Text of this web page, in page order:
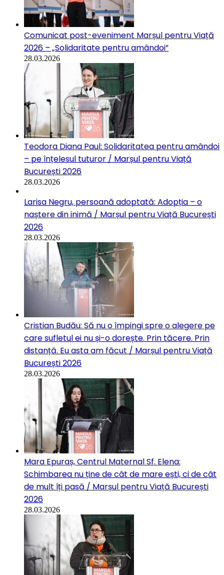
Comunicat post-eveniment Marșul pentru Viață
2026 – „Solidaritate pentru amândoi”
28.03.2026
Teodora Diana Paul: Solidaritatea pentru amândoi
– pe înțelesul tuturor / Marșul pentru Viață
București 2026
28.03.2026
Larisa Negru, persoană adoptată: Adopția – o
naștere din inimă / Marșul pentru Viață București
2026
28.03.2026
Cristian Budău: Să nu o împingi spre o alegere pe
care sufletul ei nu și-o dorește. Prin tăcere. Prin
distanță. Eu asta am făcut / Marșul pentru Viață
București 2026
28.03.2026
Mara Epuraș, Centrul Maternal Sf. Elena:
Schimbarea nu ține de cât de mare ești, ci de cât
de mult îți pasă / Marșul pentru Viață București
2026
28.03.2026